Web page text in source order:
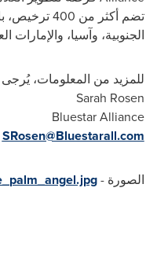
الجنوبية، وآسيا، والإمارات
للمزيد من المعلومات،
Sarah Rosen
Bluestar Alliance
SRosen@Bluestarall.com
الصورة -